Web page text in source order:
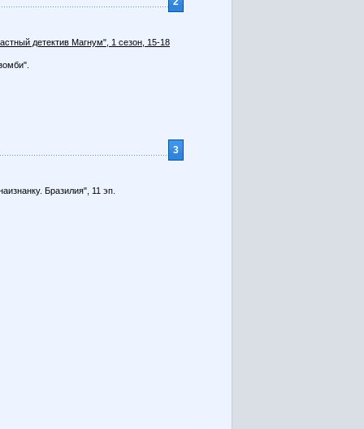
детектив Магнум", 1 сезон, 15-18
3
Бразилия", 11 эп.